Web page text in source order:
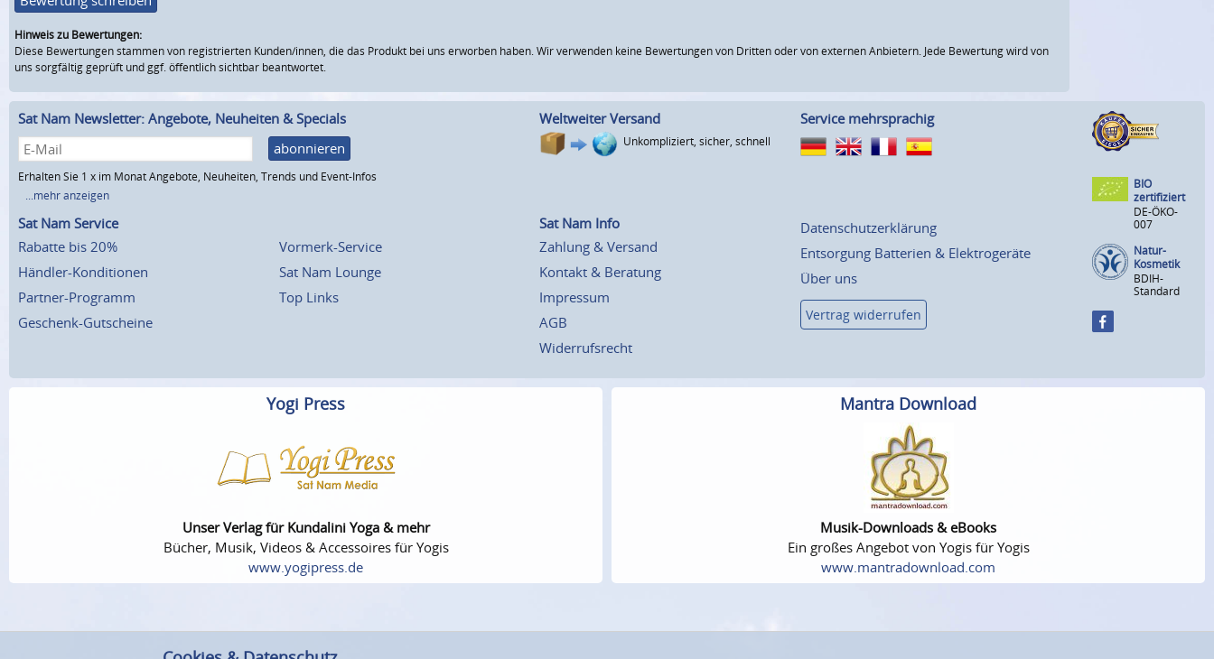
Hinweis zu Bewertungen:
Diese Bewertungen stammen von registrierten Kunden/innen, die das Produkt bei uns erworben haben. Wir verwenden keine Bewertungen von Dritten oder von externen Anbietern. Jede Bewertung wird von
uns sorgfältig geprüft und ggf. öffentlich sichtbar beantwortet.
Sat Nam Newsletter: Angebote, Neuheiten & Specials
abonnieren
Erhalten Sie 1 x im Monat Angebote, Neuheiten, Trends und Event-Infos
...mehr anzeigen
Weltweiter Versand
Unkompliziert, sicher, schnell
Service mehrsprachig
Sat Nam Service
Rabatte bis 20%
Händler-Konditionen
Partner-Programm
Geschenk-Gutscheine
Vormerk-Service
Sat Nam Lounge
Top Links
Sat Nam Info
Zahlung & Versand
Kontakt & Beratung
Impressum
AGB
Widerrufsrecht
Datenschutzerklärung
Entsorgung Batterien & Elektrogeräte
Über uns
Vertrag widerrufen
BIO
zertifiziert
DE-ÖKO-
007
Natur-
Kosmetik
BDIH-
Standard
Yogi Press
Unser Verlag für Kundalini Yoga & mehr
Bücher, Musik, Videos & Accessoires für Yogis
www.yogipress.de
Mantra Download
Musik-Downloads & eBooks
Ein großes Angebot von Yogis für Yogis
www.mantradownload.com